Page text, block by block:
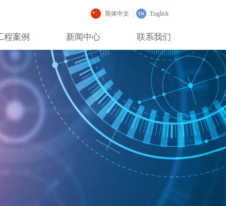
简体中文 English
程案例 新闻中心 联系我们